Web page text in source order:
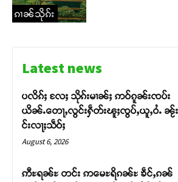
ၵၢၼ်သိုၵ်း
Latest news
ပလိၵ်ႈ လႄႈ သိုၵ်းမၢၼ်ႈ ဢဝ်ၵူၼ်းၸပ်း
ယိၼ်ႉတေႃႇလွင်းႁဵတ်းၽူႈၸွပ်ႇယူႇဝႆႉ ၼႂ်
င်းလႃႈသဵဝ်ႈ
August 6, 2026
ဢီႊရၼ်ႊ တင်း ဢမေႊရိၵၼ်ႊ ၶဵင်ႇၵၼ်